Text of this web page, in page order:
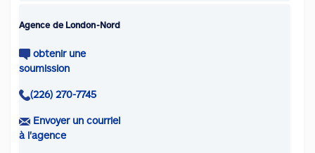
Agence de London-Nord
obtenir une
soumission
(226) 270-7745
Envoyer un courriel
à l'agence